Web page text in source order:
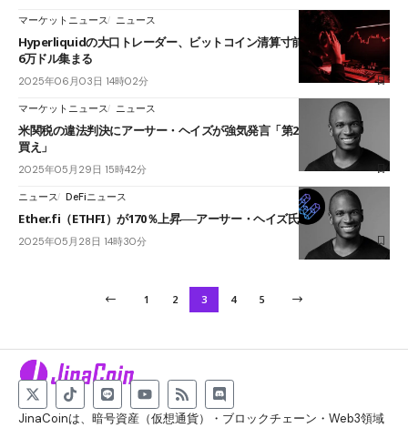
マーケットニュース ニュース
Hyperliquidの大口トレーダー、ビットコイン清算寸前から復活──支援
6万ドル集まる
2025年06月03日 14時02分
マーケットニュース ニュース
米関税の違法判決にアーサー・ヘイズが強気発言「第2ラウンド、全部
買え」
2025年05月29日 15時42分
ニュース DeFiニュース
Ether.fi（ETHFI）が170％上昇──アーサー・ヘイズ氏が高く評価
2025年05月28日 14時30分
1 2 3 4 5
JinaCoinは、暗号資産（仮想通貨）・ブロックチェーン・Web3領域